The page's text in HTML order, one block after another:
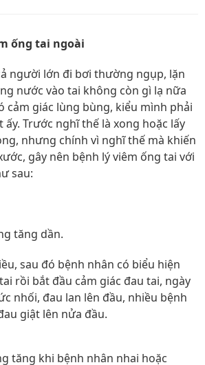
ống tai ngoài
người lớn đi bơi thường ngụp, lặn
nước vào tai không còn gì lạ nữa
cảm giác lùng bùng, kiểu mình phải
ấy. Trước nghĩ thế là xong hoặc lấy
nhưng chính vì nghĩ thế mà khiến
gây nên bệnh lý viêm ống tai với
sau:
tăng dần.
sau đó bệnh nhân có biểu hiện
rồi bắt đầu cảm giác đau tai, ngày
nhối, đau lan lên đầu, nhiều bệnh
giật lên nửa đầu.
tăng khi bệnh nhân nhai hoặc